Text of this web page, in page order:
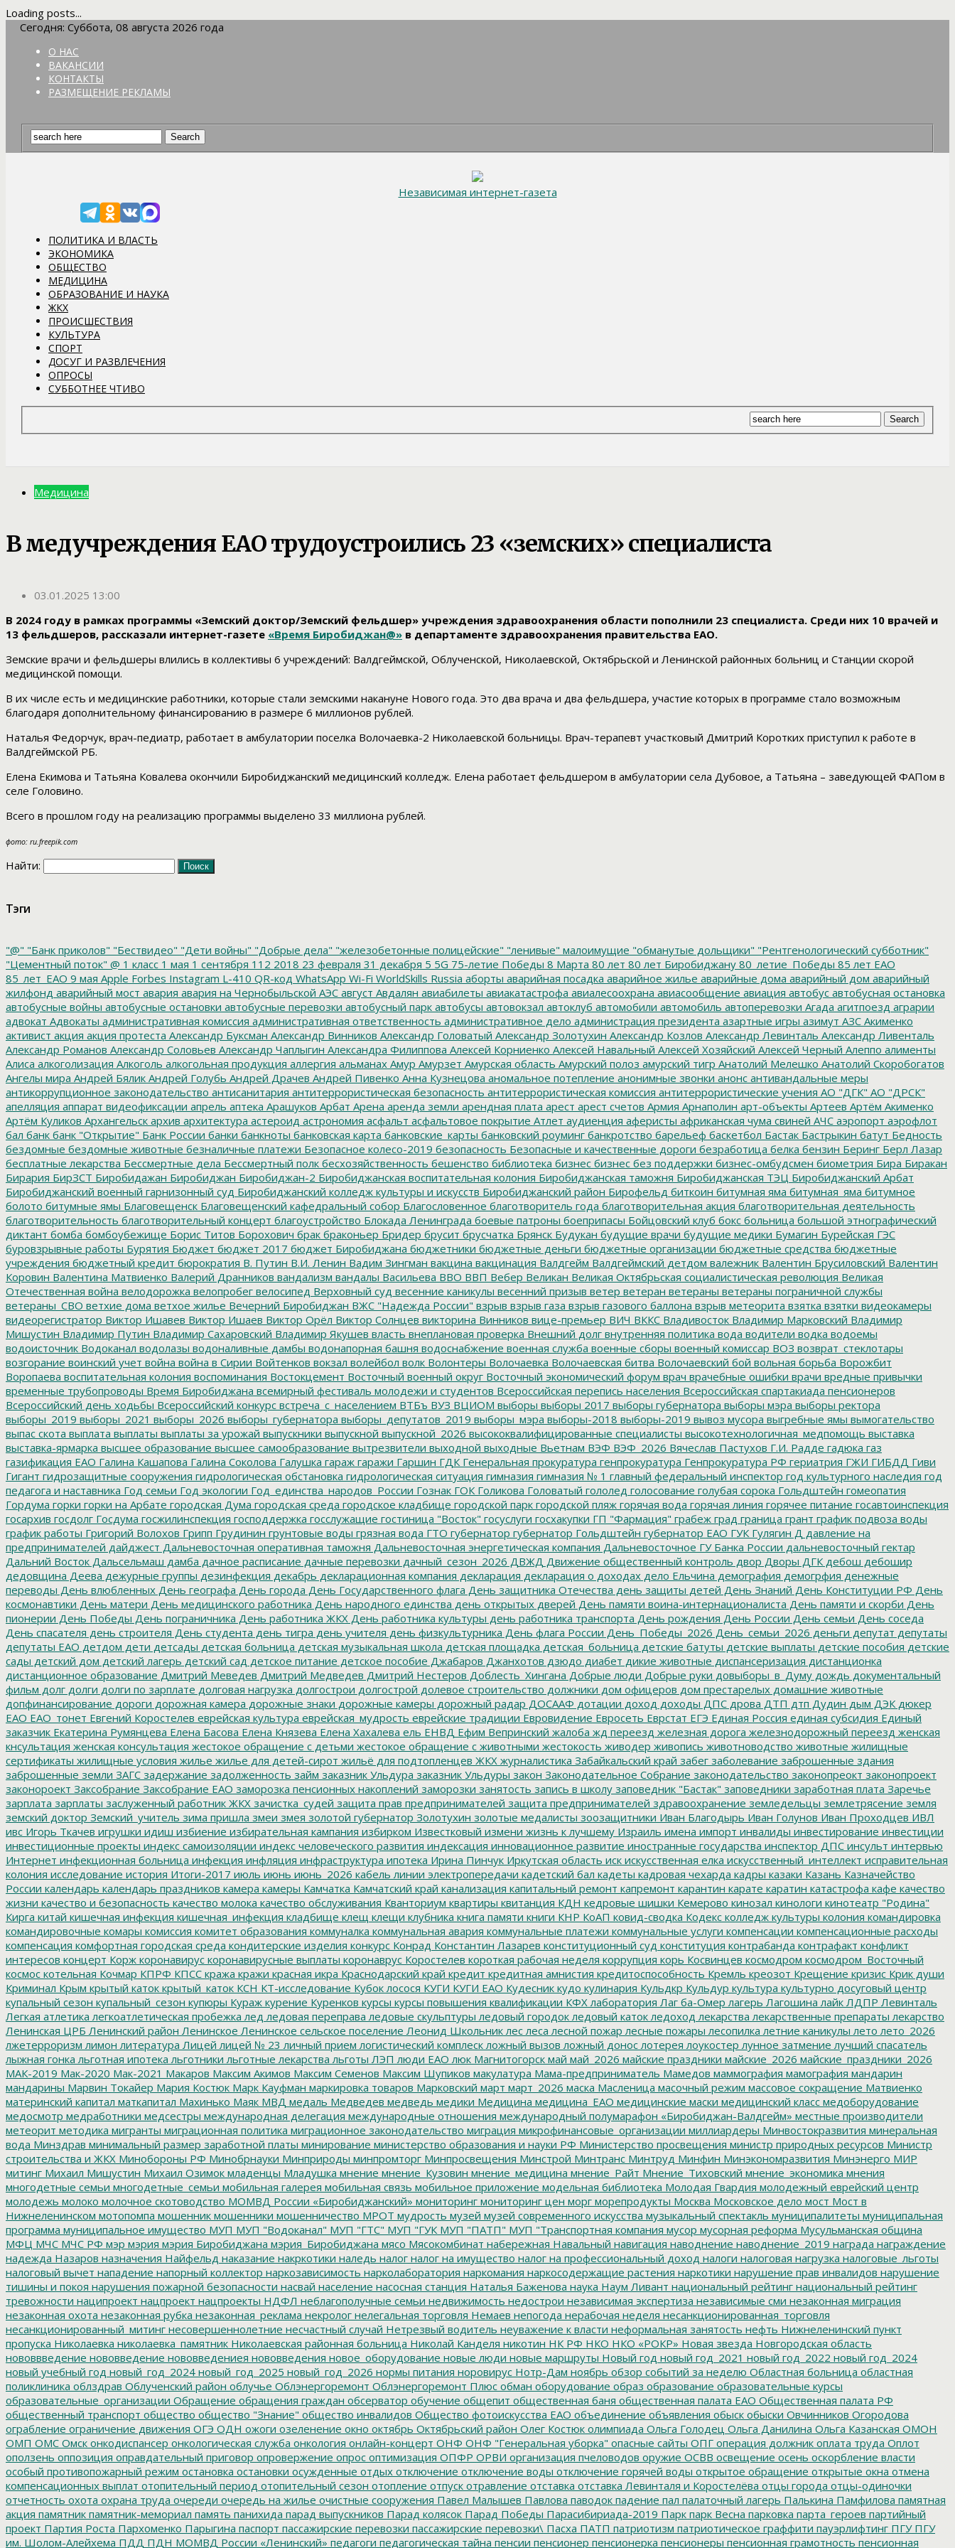
Loading posts...
Сегодня: Суббота, 08 августа 2026 года
О НАС
ВАКАНСИИ
КОНТАКТЫ
РАЗМЕЩЕНИЕ РЕКЛАМЫ
Независимая интернет-газета
ПОЛИТИКА И ВЛАСТЬ
ЭКОНОМИКА
ОБЩЕСТВО
МЕДИЦИНА
ОБРАЗОВАНИЕ И НАУКА
ЖКХ
ПРОИСШЕСТВИЯ
КУЛЬТУРА
СПОРТ
ДОСУГ И РАЗВЛЕЧЕНИЯ
ОПРОСЫ
СУББОТНЕЕ ЧТИВО
Медицина
В медучреждения ЕАО трудоустроились 23 «земских» специалиста
03.01.2025 13:00
В 2024 году в рамках программы «Земский доктор/Земский фельдшер» учреждения здравоохранения области пополнили 23 специалиста. Среди них 10 врачей и
13 фельдшеров, рассказали интернет-газете «Время Биробиджан@» в департаменте здравоохранения правительства ЕАО.
Земские врачи и фельдшеры влились в коллективы 6 учреждений: Валдгеймской, Облученской, Николаевской, Октябрьской и Ленинской районных больниц и Станции скорой
медицинской помощи.
В их числе есть и медицинские работники, которые стали земскими накануне Нового года. Это два врача и два фельдшера, участие которых в программе стало возможным
благодаря дополнительному финансированию в размере 6 миллионов рублей.
Наталья Федорчук, врач-педиатр, работает в амбулатории поселка Волочаевка-2 Николаевской больницы. Врач-терапевт участковый Дмитрий Коротких приступил к работе в
Валдгеймской РБ.
Елена Екимова и Татьяна Ковалева окончили Биробиджанский медицинский колледж. Елена работает фельдшером в амбулатории села Дубовое, а Татьяна – заведующей ФАПом в
селе Головино.
Всего в прошлом году на реализацию программы выделено 33 миллиона рублей.
фото: ru.freepik.com
Найти:
Тэги
"@" "Банк приколов" "Бествидео" "Дети войны" "Добрые дела" "железобетонные полицейские" "ленивые" малоимущие "обманутые дольщики" "Рентгенологический субботник"
"Цементный поток" @ 1 класс 1 мая 1 сентября 112 2018 23 февраля 31 декабря 5 5G 75-летие Победы 8 Марта 80 лет 80 лет Биробиджану 80_летие_Победы 85 лет ЕАО
85_лет_ЕАО 9 мая Apple Forbes Instagram L-410 QR-код WhatsApp Wi-Fi WorldSkills Russia аборты аварийная посадка аварийное жилье аварийные дома аварийный дом аварийный
жилфонд аварийный мост авария авария на Чернобыльской АЭС август Авдалян авиабилеты авиакатастрофа авиалесоохрана авиасообщение авиация автобус автобусная остановка
автобусные войны автобусные остановки автобусные перевозки автобусный парк автобусы автовокзал автоклуб автомобили автомобиль автоперевозки Агада агитпоезд аграрии
адвокат Адвокаты административная комиссия административная ответственность административное дело администрация президента азартные игры азимут АЗС Акименко
активист акция акция протеста Александр Буксман Александр Винников Александр Головатый Александр Золотухин Александр Козлов Александр Левинталь Александр Ливенталь
Александр Романов Александр Соловьев Александр Чаплыгин Александра Филиппова Алексей Корниенко Алексей Навальный Алексей Хозяйский Алексей Черный Алеппо алименты
Алиса алкоголизация Алкоголь алкогольная продукция аллергия альманах Амур Амурзет Амурская область Амурский полоз амурский тигр Анатолий Мелешко Анатолий Скоробогатов
Ангелы мира Андрей Бялик Андрей Голубь Андрей Драчев Андрей Пивенко Анна Кузнецова аномальное потепление анонимные звонки анонс антивандальные меры
антикоррупционное законодательство антисанитария антитеррористическая безопасность антитеррористическая комиссия антитеррористические учения АО "ДГК" АО "ДРСК"
апелляция аппарат видеофиксации апрель аптека Арашуков Арбат Арена аренда земли арендная плата арест арест счетов Армия Арнаполин арт-объекты Артеев Артём Акименко
Артём Куликов Архангельск архив архитектура астероид астрономия асфальт асфальтовое покрытие Атлет аудиенция аферисты африканская чума свиней АЧС аэропорт аэрофлот
бал банк банк "Открытие" Банк России банки банкноты банковская карта банковские_карты банковский роуминг банкротство барельеф баскетбол Бастак Бастрыкин батут Бедность
бездомные бездомные животные безналичные платежи Безопасное колесо-2019 безопасность Безопасные и качественные дороги безработица белка бензин Беринг Берл Лазар
бесплатные лекарства Бессмертные дела Бессмертный полк бесхозяйственность бешенство библиотека бизнес бизнес без поддержки бизнес-омбудсмен биометрия Бира Биракан
Бирария БирЗСТ Биробидажан Биробиджан Биробиджан-2 Биробиджанская воспитательная колония Биробиджанская таможня Биробиджанская ТЭЦ Биробиджанский Арбат
Биробиджанский военный гарнизонный суд Биробиджанский колледж культуры и искусств Биробиджанский район Бирофельд биткоин битумная яма битумная_яма битумное
болото битумные ямы Благовещенск Благовещенский кафедральный собор Благословенное благотворитель года благотворительная акция благотворительная деятельность
благотворительность благотворительный концерт благоустройство Блокада Ленинграда боевые патроны боеприпасы Бойцовский клуб бокс больница большой этнографический
диктант бомба бомбоубежище Борис Титов Борохович брак браконьер Бридер брусит брусчатка Брянск Будукан будущие врачи будущие медики Бумагин Бурейская ГЭС
буровзрывные работы Бурятия Бюджет бюджет 2017 бюджет Биробиджана бюджетники бюджетные деньги бюджетные организации бюджетные средства бюджетные
учреждения бюджетный кредит бюрократия В. Путин В.И. Ленин Вадим Зингман вакцина вакцинация Валдгейм Валдгеймский детдом валежник Валентин Брусиловский Валентин
Коровин Валентина Матвиенко Валерий Дранников вандализм вандалы Васильева ВВО ВВП Вебер Великан Великая Октябрьская социалистическая революция Великая
Отечественная война велодорожка велопробег велосипед Верховный суд весенние каникулы весенний призыв ветер ветеран ветераны ветераны пограничной службы
ветераны_СВО ветхие дома ветхое жилье Вечерний Биробиджан ВЖС "Надежда России" взрыв взрыв газа взрыв газового баллона взрыв метеорита взятка взятки видеокамеры
видеорегистратор Виктор Ишавев Виктор Ишаев Виктор Орёл Виктор Солнцев викторина Винников вице-премьер ВИЧ ВККС Владивосток Владимир Марковский Владимир
Мишустин Владимир Путин Владимир Сахаровский Владимир Якушев власть внеплановая проверка Внешний долг внутренняя политика вода водители водка водоемы
водоисточник Водоканал водолазы водоналивные дамбы водонапорная башня водоснабжение военная служба военные сборы военный комиссар ВОЗ возврат_стеклотары
возгорание воинский учет война война в Сирии Войтенков вокзал волейбол волк Волонтеры Волочаевка Волочаевская битва Волочаевский бой вольная борьба Ворожбит
Воропаева воспитательная колония воспоминания Востокцемент Восточный военный округ Восточный экономический форум врач врачебные ошибки врачи вредные привычки
временные трубопроводы Время Биробиджана всемирный фестиваль молодежи и студентов Всероссийская перепись населения Всероссийская спартакиада пенсионеров
Всероссийский день ходьбы Всероссийский конкурс встреча_с_населением ВТБъ ВУЗ ВЦИОМ выборы выборы 2017 выборы губернатора выборы мэра выборы ректора
выборы_2019 выборы_2021 выборы_2026 выборы_губернатора выборы_депутатов_2019 выборы_мэра выборы-2018 выборы-2019 вывоз мусора выгребные ямы вымогательство
выпас скота выплата выплаты выплаты за урожай выпускники выпускной выпускной_2026 высококвалифицированные специалисты высокотехнологичная_медпомощь выставка
выставка-ярмарка высшее образование высшее самообразование вытрезвители выходной выходные Вьетнам ВЭФ ВЭФ_2026 Вячеслав Пастухов Г.И. Радде гадюка газ
газификация ЕАО Галина Кашапова Галина Соколова Галушка гараж гаражи Гаршин ГДК Генеральная прокуратура генпрокуратура Генпрокуратура РФ гериатрия ГЖИ ГИБДД Гиви
Гигант гидрозащитные сооружения гидрологическая обстановка гидрологическая ситуация гимназия гимназия № 1 главный федеральный инспектор год культурного наследия год
педагога и наставника Год семьи Год экологии Год_единства_народов_России Гознак ГОК Голикова Головатый гололед голосование голубая сорока Гольдштейн гомеопатия
Гордума горки горки на Арбате городская Дума городская среда городское кладбище городской парк городской пляж горячая вода горячая линия горячее питание госавтоинспекция
госархив госдолг Госдума госжилинспекция господдержка госслужащие гостиница "Восток" госуслуги госхакупки ГП "Фармация" грабеж град граница грант график подвоза воды
график работы Григорий Волохов Грипп Грудинин грунтовые воды грязная вода ГТО губернатор губернатор Гольдштейн губернатор ЕАО ГУК Гулягин Д давление на
предпринимателей дайджест Дальневосточная оперативная таможня Дальневосточная энергетическая компания Дальневосточное ГУ Банка России дальневосточный гектар
Дальний Восток Дальсельмаш дамба дачное расписание дачные перевозки дачный_сезон_2026 ДВЖД Движение общественный контроль двор Дворы ДГК дебош дебошир
дедовщина Деева дежурные группы дезинфекция декабрь декларационная компания декларация декларация о доходах дело Ельчина демография демогрфия денежные
переводы День влюбленных День географа День города День Государственного флага День защитника Отечества день защиты детей День Знаний День Конституции РФ День
космонавтики День матери День медицинского работника День народного единства день открытых дверей День памяти воина-интернационалиста День памяти и скорби День
пионерии День Победы День пограничника День работника ЖКХ День работника культуры день работника транспорта День рождения День России День семьи День соседа
День спасателя день строителя День студента день тигра день учителя день физкультурника День флага России День_Победы_2026 День_семьи_2026 деньги депутат депутаты
депутаты ЕАО детдом дети детсады детская больница детская музыкальная школа детская площадка детская_больница детские батуты детские выплаты детские пособия детские
сады детский дом детский лагерь детский сад детское питание детское пособие Джабаров Джанхотов дзюдо диабет дикие животные диспансеризация дистанционка
дистанционное образование Дмитрий Меведев Дмитрий Медведев Дмитрий Нестеров Доблесть_Хингана Добрые люди Добрые руки довыборы_в_Думу дождь документальный
фильм долг долги долги по зарплате долговая нагрузка долгострои долгострой долевое строительство должники дом офицеров дом престарелых домашние животные
допфинансирование дороги дорожная камера дорожные знаки дорожные камеры дорожный радар ДОСААФ дотации доход доходы ДПС дрова ДТП дтп Дудин дым ДЭК дюкер
ЕАО ЕАО_тонет Евгений Коростелев еврейская культура еврейская_мудрость еврейские традиции Евровидение Евросеть Еврстат ЕГЭ Единая Россия единая субсидия Единый
заказчик Екатерина Румянцева Елена Басова Елена Князева Елена Хахалева ель ЕНВД Ефим Вепринский жалоба жд переезд железная дорога железнодорожный переезд женская
кнсультация женская консультация жестокое обращение с детьми жестокое обращение с животными жестокость живодер живопись животноводство животные жилищные
сертификаты жилищные условия жилье жилье для детей-сирот жильё для подтопленцев ЖКХ журналистика Забайкальский край забег заболевание заброшенные здания
заброшенные земли ЗАГС задержание задолженность займ заказник Ульдура заказник Ульдуры закон Законодательное Собрание законодательство законопреокт законопроект
законороект Заксобрание Заксобрание ЕАО заморозка пенсионных накоплений заморозки занятость запись в школу заповедник "Бастак" заповедники заработная плата Заречье
зарплата зарплаты заслуженный работник ЖКХ зачистка_судей защита прав предпринимателей защита предпринимателей здравоохранение земледельцы землетрясение земля
земский доктор Земский_учитель зима пришла змеи змея золотой губернатор Золотухин золотые медалисты зоозащитники Иван Благодырь Иван Голунов Иван Проходцев ИВЛ
ивс Игорь Ткачев игрушки идиш избиение избирательная кампания избирком Известковый измени жизнь к лучшему Израиль имена импорт инвалиды инвестирование инвестиции
инвестиционные проекты индекс самоизоляции индекс человеческого развития индексация инновационное развитие иностранные государства инспектор ДПС инсульт интервью
Интернет инфекционная больница инфекция инфляция инфраструктура ипотека Ирина Пинчук Иркутская область иск искусственная елка искусственный_интеллект исправительная
колония исследование история Итоги-2017 июль июнь июнь_2026 кабель линии электропередачи кадетский бал кадеты кадровая чехарда кадры казаки Казань Казначейство
России календарь календарь праздников камера камеры Камчатка Камчатский край канализация капитальный ремонт капремонт карантин карате каратин катастрофа кафе качество
жизни качество и безопасность качество молока качество обслуживания Кванториум квартиры квитанция КДН кедровые шишки Кемерово кинозал кинологи кинотеатр "Родина"
Кирга китай кишечная инфекция кишечная_инфекция кладбище клещ клещи клубника книга памяти книги КНР КоАП ковид-сводка Кодекс колледж культуры колония командировка
командировочные комары комиссия комитет образования коммуналка коммунальная авария коммунальные платежи коммунальные услуги компенсации компенсационные расходы
компенсация комфортная городская среда кондитерские изделия конкурс Конрад Константин Лазарев конституционный суд конституция контрабанда контрафакт конфликт
интересов концерт Корж коронавирус коронавирусные выплаты коронаврус Коростелев короткая рабочая неделя коррупция корь Косвинцев космодром космодром_Восточный
космос котельная Кочмар КПРФ КПСС кража кражи красная икра Краснодарский край кредит кредитная амнистия кредитоспособность Кремль креозот Крещение кризис Крик души
Криминал Крым крытый каток крытый_каток КСН КТ-исследование Кубок лосося КУГИ КУГИ ЕАО Кудесник кудо кулинария Кульдкр Кульдур культура культурно досуговый центр
купальный сезон купальный_сезон купюры Кураж курение Куренков курсы курсы повышения квалификации КФХ лаборатория Лаг ба-Омер лагерь Лагошина лайк ЛДПР Левинталь
Легкая атлетика легкоатлетическая пробежка лед ледовая переправа ледовые скульптуры ледовый городок ледовый каток ледоход лекарства лекарственные препараты лекарство
Ленинская ЦРБ Ленинский район Ленинское Ленинское сельское поселение Леонид Школьник лес леса лесной пожар лесные пожары лесопилка летние каникулы лето лето_2026
лжетерроризм лимон литература Лицей лицей № 23 личный прием логистический комплеск ложный вызов ложный донос лотерея лоукостер лунное затмение лучший спасатель
лыжная гонка льготная ипотека льготники льготные лекарства льготы ЛЭП люди ЕАО люк Магнитогорск май май_2026 майские праздники майские_2026 майские_праздники_2026
МАК-2019 Мак-2020 Мак-2021 Макаров Максим Акимов Максим Семенов Максим Шупиков макулатура Мама-предприниматель Мамедов маммография мамография мандарин
мандарины Марвин Токайер Мария Костюк Марк Кауфман маркировка товаров Марковский март март_2026 маска Масленица масочный режим массовое сокращение Матвиенко
материнский капитал маткапитал Махинько Маяк МВД медаль Медведев медведь медики Медицина медицина_ЕАО медицинские маски медицинский класс медоборудование
медосмотр медработники медсестры международная делегация международные отношения международный полумарафон «Биробиджан-Валдгейм» местные производители
метеорит методика мигранты миграционная политика миграционное законодательство миграция микрофинансовые_организации миллиардеры Минвостокразвития минеральная
вода Минздрав минимальный размер заработной платы минирование министерство образования и науки РФ Министерство просвещения министр природных ресурсов Министр
строительства и ЖКХ Минобороны РФ Минобрнауки Минприроды минпромторг Минпросвещения Минстрой Минтранс Минтруд Минфин Минэкономразвития Минэнерго МИР
митинг Михаил Мишустин Михаил Озимок младенцы Младушка мнение мнение_Кузовин мнение_медицина мнение_Райт Мнение_Тиховский мнение_экономика мнения
многодетные семьи многодетные_семьи мобильная галерея мобильная связь мобильное приложение модельная библиотека Молодая Гвардия молодежный еврейский центр
молодежь молоко молочное скотоводство МОМВД России «Биробиджанский» мониторинг мониторинг цен морг морепродукты Москва Московское дело мост Мост в
Нижнеленинском мотопомпа мошенник мошенники мошенничество МРОТ мудрость музей музей современного искусства музыкальный спектакль муниципалитеты муниципальная
программа муниципальное имущество МУП МУП "Водоканал" МУП "ГТС" МУП "ГУК МУП "ПАТП" МУП "Транспортная компания мусор мусорная реформа Мусульманская община
МФЦ МЧС МЧС РФ мэр мэрия мэрия Биробиджана мэрия_Биробиджана мясо Мясокомбинат набережная Навальный навигация наводнение наводнение_2019 награда награждение
надежда Назаров назначения Найфельд наказание накркотики наледь налог налог на имущество налог на профессиональный доход налоги налоговая нагрузка налоговые_льготы
налоговый вычет нападение напорный коллектор наркозависимость нарколаборатория наркомания наркосодержащие растения наркотики нарушение прав инвалидов нарушение
тишины и покоя нарушения пожарной безопасности насвай население насосная станция Наталья Баженова наука Наум Ливант национальный рейтинг национальный рейтинг
тревожности наципроект нацпроект нацпроекты НДФЛ неблагополучные семьи недвижимость недострои независимая экспертиза независимые сми незаконная миграция
незаконная охота незаконная рубка незаконная_реклама некролог нелегальная торговля Немаев непогода нерабочая неделя несанкционированная_торговля
несанкционированный_митинг несовершеннолетние несчастный случай Нетрезвый водитель неуважение к власти неформальная занятость нефть Нижнеленинский пункт
пропуска Николаевка николаевка_памятник Николаевская районная больница Николай Канделя никотин НК РФ НКО НКО «РОКР» Новая звезда Новгородская область
нововвведение нововведение нововведениея нововведения новое_оборудование новые люди новые маршруты Новый год новый год_2021 новый год_2022 новый год_2024
новый учебный год новый_год_2024 новый_год_2025 новый_год_2026 нормы питания норовирус Нотр-Дам ноябрь обзор событий за неделю Областная больница областная
поликлиника облздрав Облученский район облучье Облэнергоремонт Облэнергоремонт Плюс обман оборудование образ образование образовательные курсы
образовательные_организации Обращение обращения граждан обсерватор обучение общепит общественная баня общественная палата ЕАО Общественная палата РФ
общественный транспорт общество общество "Знание" общество инвалидов Общество фотоискусства ЕАО объединение объявления обыск обыски Овчинников Огородова
ограбление ограничение движения ОГЭ ОДН ожоги озеленение окно октябрь Октябрьский район Олег Костюк олимпиада Ольга Голодец Ольга Данилина Ольга Казанская ОМОН
ОМП ОМС Омск онкодиспансер онкологическая служба онкология онлайн-концерт ОНФ ОНФ "Генеральная уборка" опасные сайты ОПГ операция должник оплата труда Оплот
оползень оппозиция оправдательный приговор опровержение опрос оптимизация ОПФР ОРВИ организация пчеловодов оружие ОСВВ освещение осень оскорбление власти
особый противопожарный режим остановка остановки осужденные отдых отключение отключение воды отключение горячей воды открытое обращение открытые окна отмена
компенсационных выплат отопительный период отопительный сезон отопление отпуск отравление отставка отставка Левинталя и Коростелёва отцы города отцы-одиночки
отчетность охота охрана труда очереди очередь на жилье очистные сооружения Павел Малышев Павлова паводок падение пал палаточный лагерь Палькина Памфилова памятная
акция памятник памятник-мемориал память панихида парад выпускников Парад колясок Парад Победы Парасибириада-2019 Парк парк Весна парковка парта_героев партийный
проект Партия Роста Пархоменко Парыгина паспорт пассажирские перевозки пассажирские перевозки\ Пасха ПАТП патриотизм патриотическое граффити пауэрлифтинг ПГУПГУ
им. Шолом-Алейхема ПДД ПДН МОМВД России «Ленинский» педагоги педагогическая тайна пенсии пенсионер пенсионерка пенсионеры пенсионная грамотность пенсионная